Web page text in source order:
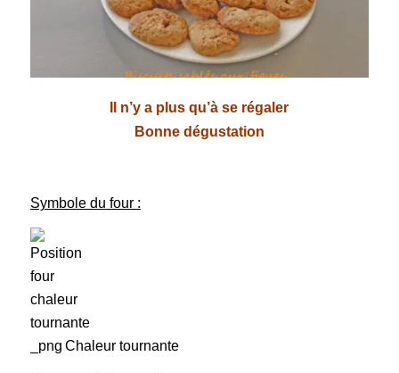
Il n’y a plus qu’à se régaler
Bonne dégustation
Symbole du four :
Chaleur tournante